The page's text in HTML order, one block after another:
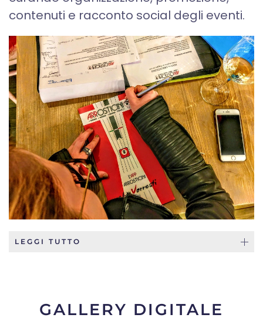
contenuti e racconto social degli eventi.
LEGGI TUTTO
GALLERY DIGITALE